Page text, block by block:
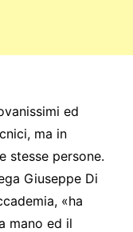
ed
ma in
stesse persone.
Giuseppe Di
«ha
mano ed il